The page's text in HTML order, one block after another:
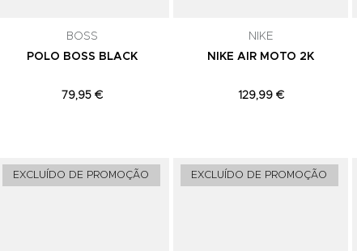
BOSS
POLO BOSS BLACK
79,95 €
NIKE
NIKE AIR MOTO 2K
129,99 €
Adicionar aos Favoritos
EXCLUÍDO DE PROMOÇÃO Adicionar aos Favoritos
EXCLUÍDO DE PROMOÇÃO